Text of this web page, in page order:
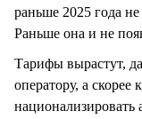
раньше 2025 года
Раньше она и не
Тарифы вырастут,
оператору, а
национализировать